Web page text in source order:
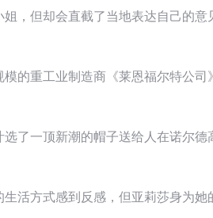
，但却会直截了当地表达自己的意
的重工业制造商《莱恩福尔特公司
了一顶新潮的帽子送给人在诺尔德
生活方式感到反感，但亚莉莎身为